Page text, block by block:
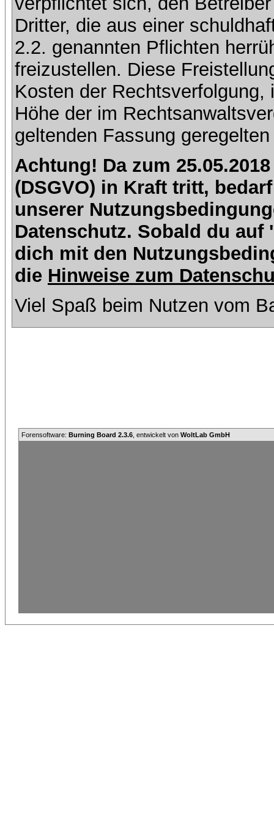
Dritter, die aus einer
2.2. genannten Pflichten
freizustellen. Diese
Kosten der
Höhe der im
geltenden Fassung
Achtung! Da zum
(DSGVO) in Kraft tritt,
unserer
Datenschutz. Sobald du
dich mit den
die Hinweise zum
Viel Spaß beim Nutzen vom
Forensoftware: Burning Board 2.3.6 , entwickelt von WoltLab GmbH